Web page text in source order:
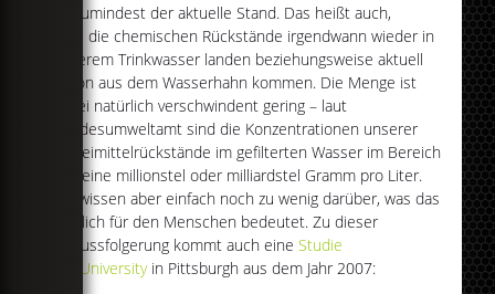
So zumindest der aktuelle Stand. Das heißt auch,
dass die chemischen Rückstände irgendwann wieder in
unserem Trinkwasser landen beziehungsweise aktuell
schon aus dem Wasserhahn kommen. Die Menge ist
dabei natürlich verschwindent gering – laut
Bundesumweltamt sind die Konzentrationen unserer
Arzneimittelrückstände im gefilterten Wasser im Bereich
des eine millionstel oder milliardstel Gramm pro Liter.
Wir wissen aber einfach noch zu wenig darüber, was das
letztlich für den Menschen bedeutet. Zu dieser
Schlussfolgerung kommt auch eine Studie
der Universityin Pittsburgh aus dem Jahr 2007: